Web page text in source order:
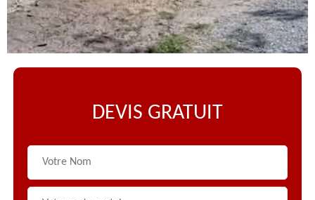
DEVIS GRATUIT